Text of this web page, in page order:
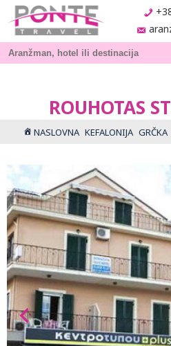
ROUHOTAS
NASLOVNA KEFALONIJA GRČKA